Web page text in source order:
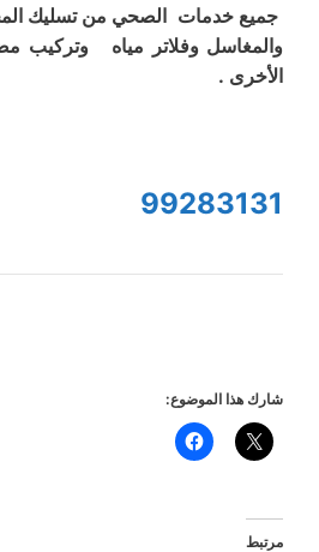
جميع خدمات الصحي من تسليك
والمغاسل وفلاتر مياه وتركيب
الأخرى .
99283131
شارك هذا الموضوع:
مرتبط